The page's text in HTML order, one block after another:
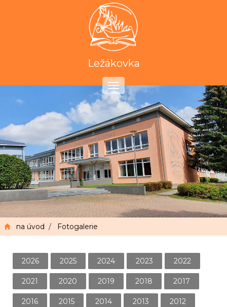
Ležákovka
Toggle
navigation
na úvod / Fotogalerie
2026 2025 2024 2023 2022
2021 2020 2019 2018 2017
2016 2015 2014 2013 2012